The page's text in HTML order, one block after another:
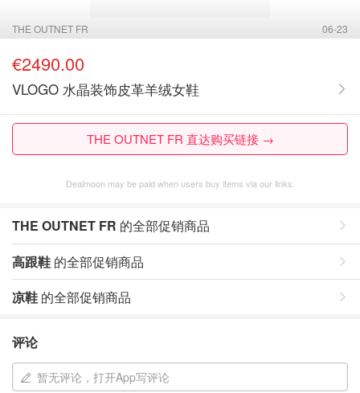
THE OUTNET FR 06-23
€2490.00
VLOGO 水晶装饰皮革羊绒女鞋
THE OUTNET FR 直达购买链接 →
Dealmoon may be paid when users buy items via our links.
THE OUTNET FR 的全部促销商品
高跟鞋 的全部促销商品
凉鞋 的全部促销商品
评论
暂无评论，打开App写评论